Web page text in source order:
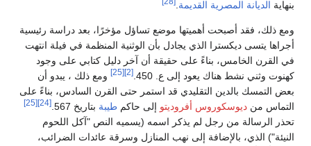
بنهاية الديانة المصرية القديمة
ومع ذلك، فقد أصبحت أهميتها موضع تساؤل مؤخرًا، بعد دراسة رئيسية
أجراها يتسى ديكسترا الذي يجادل بأن الوثنية المنظمة في فيلة انتهت
في القرن الخامس، بناءً على حقيقة أن آخر دليل كتابي على وجود
كهنوت وثني نشط هناك يعود إلى ع. 450.
[2]
[25]
ومع ذلك ، يبدو أن
بعض التمسك بالدين التقليدي قد استمر حتى القرن السادس، بناءً على
التماس من ديوسكوروس أفروديتو إلى حاكم طيبة بتاريخ 567. [24]
[25]
تحذر الرسالة من رجل لم يذكر اسمه (يسميه النص "آكل اللحوم
النيئة") الذي، بالإضافة إلى نهب المنازل وسرقة عائدات الضرائب،